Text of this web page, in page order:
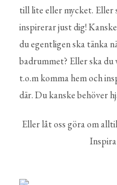
till lite eller mycket. Eller
inspirerar just dig!
du egentligen ska tänka
badrummet? Eller ska du
t.o.m komma hem och
där. Du kanske behöver
Eller låt oss göra om